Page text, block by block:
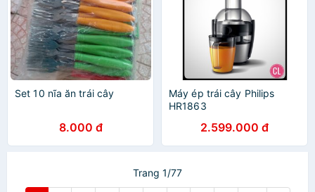
Set 10 nĩa ăn trái cây
8.000 đ
Máy ép trái cây Philips
HR1863
2.599.000 đ
Trang 1/77